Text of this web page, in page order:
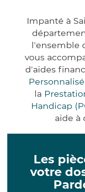
Impanté à
l'ensemble
vous
d'aides
la
Handicap
aide à
Les
votre